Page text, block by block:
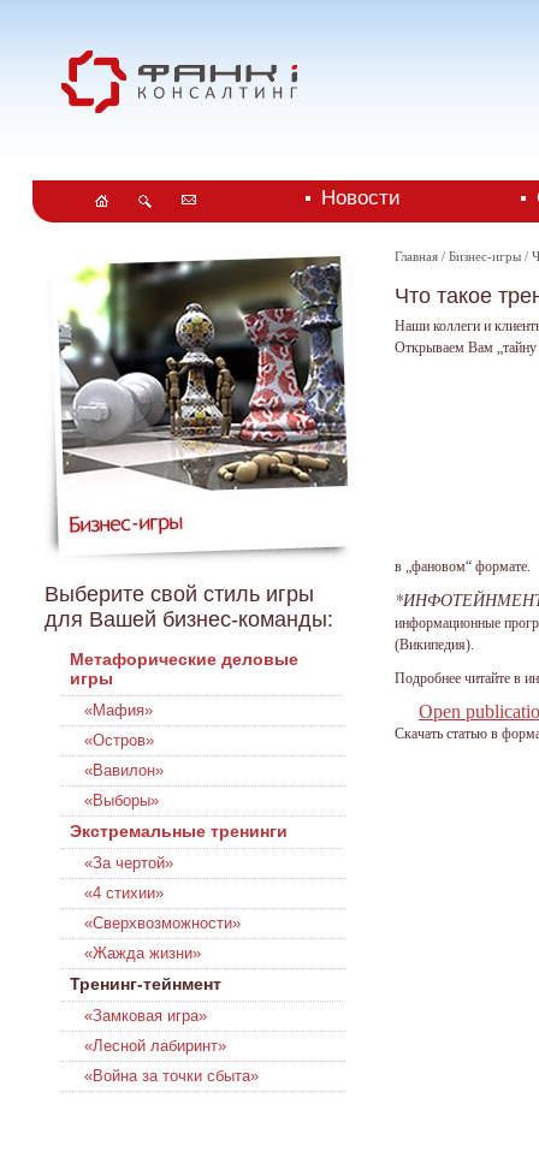
Новости
Выберите свой стиль игры
для Вашей бизнес-команды:
Метафорические деловые
игры
«Мафия»
«Остров»
«Вавилон»
«Выборы»
Экстремальные тренинги
«За чертой»
«4 стихии»
«Сверхвозможности»
«Жажда жизни»
Тренинг-тейнмент
«Замковая игра»
«Лесной лабиринт»
«Война за точки сбыта»
Главная / Бизнес-игры /
Что такое
Наши коллеги и
Открываем Вам „тайну
в „фановом“ формате.
информационные
(Википедия).
Подробнее читайте в
Open
Скачать статью в